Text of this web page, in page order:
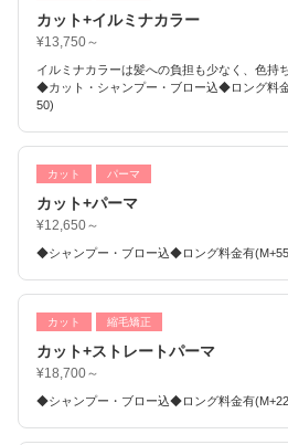
カット+イルミナカラー
¥13,750～
イルミナカラーは髪への負担も少なく、色持
◆カット・シャンプー・ブロー込◆ロング料
50)
カット パーマ
カット+パーマ
¥12,650～
◆シャンプー・ブロー込◆ロング料金有
カット 縮毛矯正
カット+ストレートパーマ
¥18,700～
◆シャンプー・ブロー込◆ロング料金有